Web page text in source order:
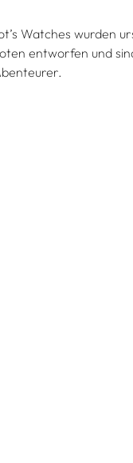
Watches wurden
entworfen und